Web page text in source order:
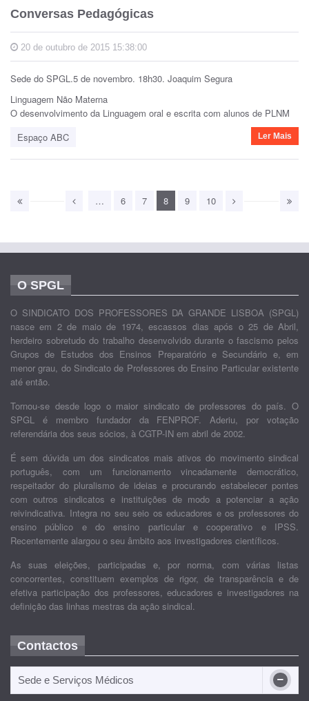
Conversas Pedagógicas
20 de outubro de 2015 15:38:00
Sede do SPGL.5 de novembro. 18h30. Joaquim Segura
Linguagem Não Materna
O desenvolvimento da Linguagem oral e escrita com alunos de PLNM
Espaço ABC
Ler Mais
… 6 7 8 9 10
O SPGL
O SINDICATO DOS PROFESSORES DA GRANDE LISBOA (SPGL)
nasce em 2 de maio de 1974, escassos dias após o 25 de Abril,
herdeiro sobretudo do trabalho desenvolvido durante o fascismo pelos
Grupos de Estudos dos Ensinos Preparatório e Secundário e, em
menor grau, do Sindicato de Professores do Ensino Particular existente
até então.
Tornou-se desde logo o maior sindicato de professores do país. O
SPGL é membro fundador da FENPROF. Aderiu, por votação
referendária dos seus sócios, à CGTP-IN em abril de 2002.
É sem dúvida um dos sindicatos mais ativos do movimento sindical
português, com um funcionamento vincadamente democrático,
respeitador do pluralismo de ideias e procurando estabelecer pontes
com outros sindicatos e instituições de modo a potenciar a ação
reivindicativa. Integra no seu seio os educadores e os professores do
ensino público e do ensino particular e cooperativo e IPSS.
Recentemente alargou o seu âmbito aos investigadores científicos.
As suas eleições, participadas e, por norma, com várias listas
concorrentes, constituem exemplos de rigor, de transparência e de
efetiva participação dos professores, educadores e investigadores na
definição das linhas mestras da ação sindical.
Contactos
Sede e Serviços Médicos